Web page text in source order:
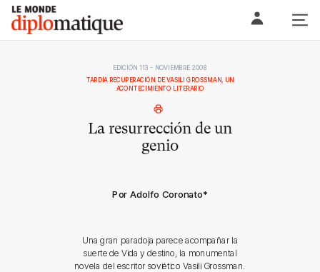
Skip
content
Le monde diplomatique
EDICIÓN 113 - NOVIEMBRE 2008
TARDÍA RECUPERACIÓN DE VASILI GROSSMAN, UN
ACONTECIMIENTO LITERARIO
La resurrección de un
genio
Por Adolfo Coronato*
Una gran paradoja parece acompañar la
suerte de Vida y destino, la monumental
novela del escritor soviético Vasili Grossman.